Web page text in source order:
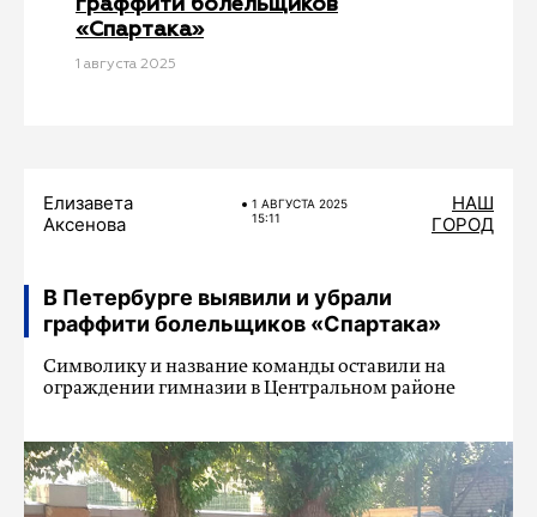
граффити болельщиков
«Спартака»
1 августа 2025
Елизавета
Аксенова
1 АВГУСТА 2025
15:11
НАШ
ГОРОД
В Петербурге выявили и убрали
граффити болельщиков «Спартака»
Символику и название команды оставили на
ограждении гимназии в Центральном районе